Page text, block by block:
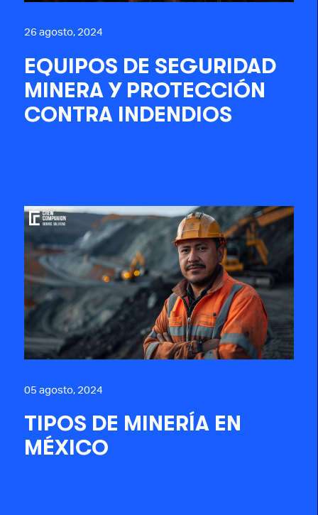
26 agosto, 2024
EQUIPOS DE SEGURIDAD
MINERA Y PROTECCIÓN
CONTRA INDENDIOS
05 agosto, 2024
TIPOS DE MINERÍA EN
MÉXICO